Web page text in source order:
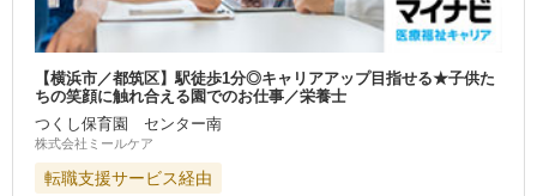
【横浜市／都筑区】駅徒歩1分◎キャリアアップ目指せる★子供た
ちの笑顔に触れ合える園でのお仕事／栄養士
つくし保育園 センター南
株式会社ミールケア
転職支援サービス経由